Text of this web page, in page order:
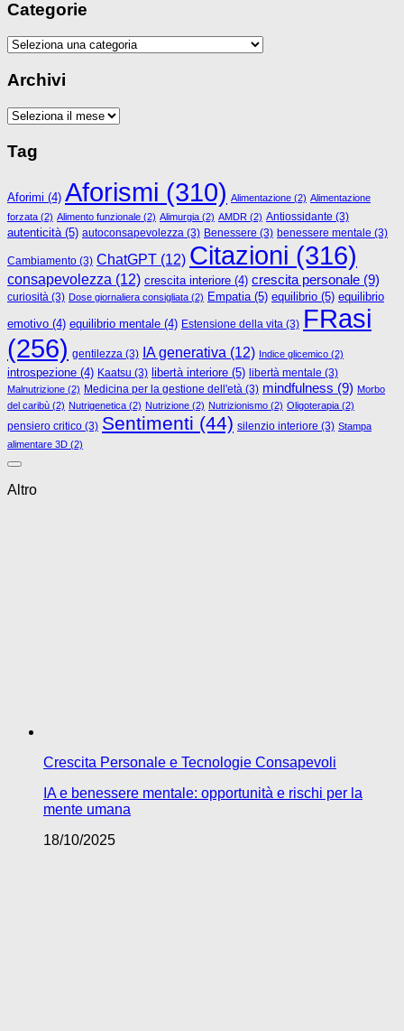
Categorie
Categorie
Archivi
Archivi
Tag
Aforimi (4) Aforismi (310) Alimentazione (2) Alimentazione
forzata (2) Alimento funzionale (2) Alimurgia (2) AMDR (2) Antiossidante (3)
autenticità(5) autoconsapevolezza (3) Benessere (3) benessere mentale (3)
Cambiamento (3) ChatGPT (12) Citazioni (316)
consapevolezza (12) crescita interiore (4) crescita personale (9)
curiosità (3) Dose giornaliera consigliata (2) Empatia(5) equilibrio (5) equilibrio
emotivo (4) equilibrio mentale (4) Estensione della vita (3) FRasi
(256) gentilezza (3) IA generativa (12) Indice glicemico (2)
introspezione (4) Kaatsu (3) libertà interiore (5) libertà mentale (3)
Malnutrizione (2) Medicina per la gestione dell'età (3) mindfulness (9) Morbo
del caribù (2) Nutrigenetica (2) Nutrizione (2) Nutrizionismo (2) Oligoterapia (2)
pensiero critico (3) Sentimenti (44) silenzio interiore (3) Stampa
alimentare 3D (2)
Altro
Crescita Personale e Tecnologie Consapevoli
IA e benessere mentale: opportunità e rischi per la
mente umana
18/10/2025